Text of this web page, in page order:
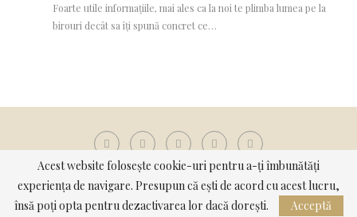
Foarte utile informațiile, mai ales ca la noi te plimba lumea pe la
birouri decât sa îți spună concret ce…
@2022 - Toate Drepturile Rezervate. Concept si Implementare
Acest website folosește cookie-uri pentru a-ți îmbunătăți
experiența de navigare. Presupun că ești de acord cu acest lucru,
însă poți opta pentru dezactivarea lor dacă dorești.
Acceptă